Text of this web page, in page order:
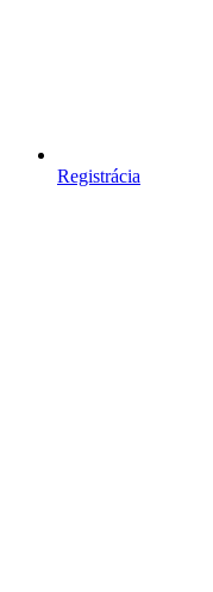
Registrácia